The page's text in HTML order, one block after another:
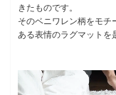
きたものです。
そのベニワレン柄をモチ
ある表情のラグマットを